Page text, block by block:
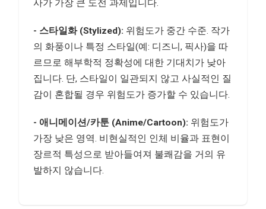
사가 가장 큰 도전 과제입니다.
- 스타일화 (Stylized): 위험도가 중간 수준. 작가
의 화풍이나 특정 스타일(예: 디즈니, 픽사)을 따
르므로 해부학적 정확성에 대한 기대치가 낮아
집니다. 단, 스타일이 일관되지 않고 사실적인 질
감이 혼합될 경우 위험도가 증가할 수 있습니다.
- 애니메이션/카툰 (Anime/Cartoon): 위험도가
가장 낮은 영역. 비현실적인 인체 비율과 표현이
장르적 특성으로 받아들여져 불쾌감을 거의 유
발하지 않습니다.